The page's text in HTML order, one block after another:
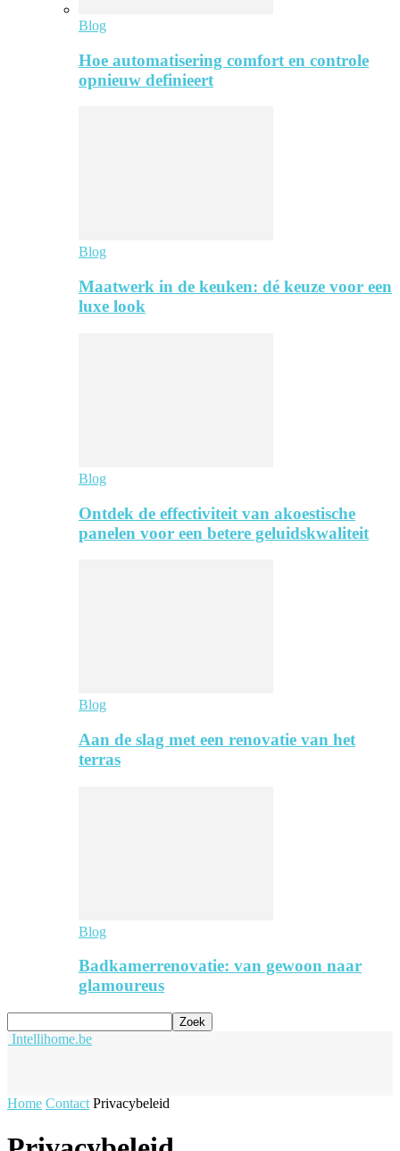
Blog
Hoe automatisering comfort en controle
opnieuw definieert
Blog
Maatwerk in de keuken: dé keuze voor een
luxe look
Blog
Ontdek de effectiviteit van akoestische
panelen voor een betere geluidskwaliteit
Blog
Aan de slag met een renovatie van het
terras
Blog
Badkamerrenovatie: van gewoon naar
glamoureus
Intellihome.be
Home Contact Privacybeleid